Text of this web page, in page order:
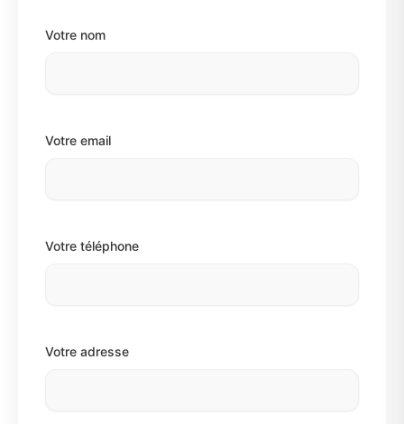
Votre nom
Votre email
Votre téléphone
Votre adresse